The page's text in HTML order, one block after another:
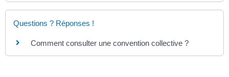
Questions ? Réponses !
Comment consulter une convention collective ?